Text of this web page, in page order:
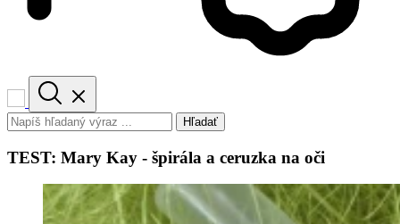
Hľadať
TEST: Mary Kay - špirála a ceruzka na oči